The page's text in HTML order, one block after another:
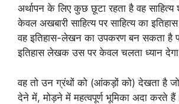
अर्थापन के लिए कुछ छूटा रहता है वह साहित्य
केवल अखबारी साहित्य पर साहित्य का इतिहास
वह इतिहास-लेखन का उपकरण बन सकता है
इतिहास लेखक उस पर केवल चलता ध्यान
वह तो उन ग्रंथों को (आंकड़ों को) देखता है जो
देने में, मोड़ने में महत्वपूर्ण भूमिका अदा करते